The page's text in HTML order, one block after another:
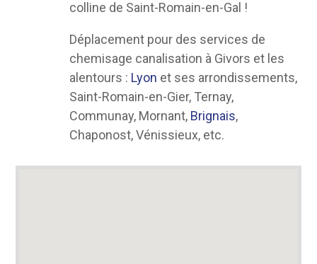
colline de Saint-Romain-en-Gal !
Déplacement pour des services de
chemisage canalisation à Givors et les
alentours : Lyon et ses arrondissements,
Saint-Romain-en-Gier, Ternay,
Communay, Mornant, Brignais,
Chaponost, Vénissieux, etc.